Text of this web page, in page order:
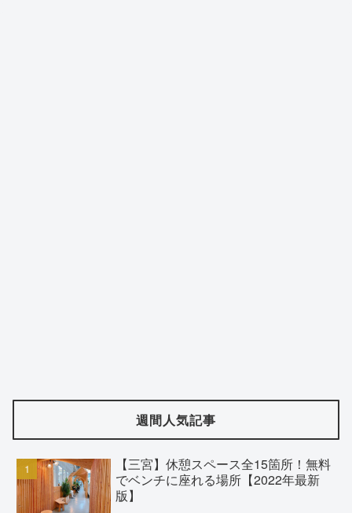
週間人気記事
【三宮】休憩スペース全15箇所！無料
でベンチに座れる場所【2022年最新
版】